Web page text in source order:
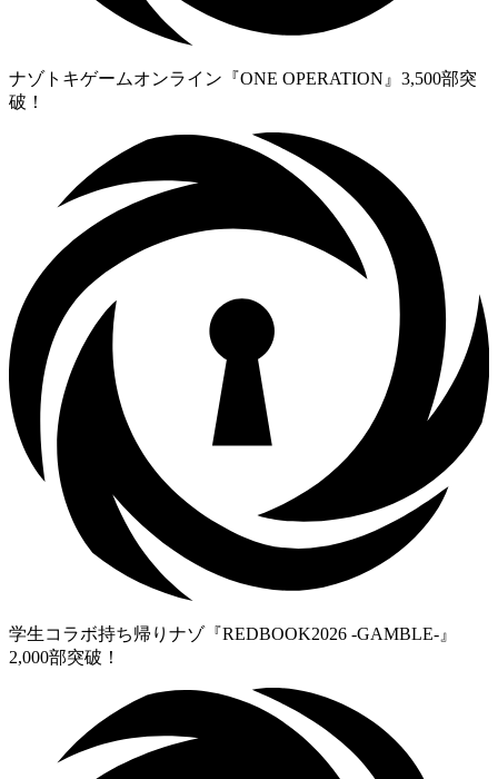
ナゾトキゲームオンライン『ONE OPERATION』3,500部突
破！
学生コラボ持ち帰りナゾ『REDBOOK2026 -GAMBLE-』
2,000部突破！